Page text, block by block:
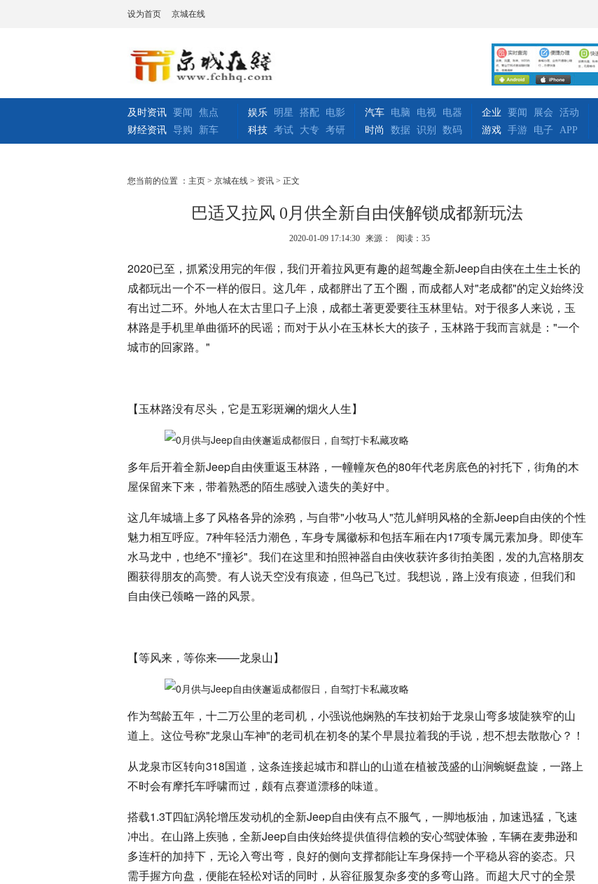
设为首页 京城在线
及时资讯 要闻
焦点
财经资讯 导购 新车
娱乐 明星 搭配
电影
科技 考试 大专 考研
汽车 电脑 电视
电器
时尚
数据 识别 数码
企业 要闻 展会
活动
游戏 手游 电子 APP
您当前的位置 ： 主页 > 京城在线 > 资讯 > 正文
巴适又拉风 0月供全新自由侠解锁成都新玩法
2020-01-09 17:14:30 来源： 阅读：35
2020已至，抓紧没用完的年假，我们开着拉风更有趣的超驾趣全新Jeep自由侠在土生土长的
成都玩出一个不一样的假日。这几年，成都胖出了五个圈，而成都人对"老成都"的定义始终没
有出过二环。外地人在太古里口子上浪，成都土著更爱要往玉林里钻。对于很多人来说，玉
林路是手机里单曲循环的民谣；而对于从小在玉林长大的孩子，玉林路于我而言就是："一个
城市的回家路。"
【玉林路没有尽头，它是五彩斑斓的烟火人生】
多年后开着全新Jeep自由侠重返玉林路，一幢幢灰色的80年代老房底色的衬托下，街角的木
屋保留来下来，带着熟悉的陌生感驶入遗失的美好中。
这几年城墙上多了风格各异的涂鸦，与自带"小牧马人"范儿鲜明风格的全新Jeep自由侠的个性
魅力相互呼应。7种年轻活力潮色，车身专属徽标和包括车厢在内17项专属元素加身。即使车
水马龙中，也绝不"撞衫"。我们在这里和拍照神器自由侠收获许多街拍美图，发的九宫格朋友
圈获得朋友的高赞。有人说天空没有痕迹，但鸟已飞过。我想说，路上没有痕迹，但我们和
自由侠已领略一路的风景。
【等风来，等你来——龙泉山】
作为驾龄五年，十二万公里的老司机，小强说他娴熟的车技初始于龙泉山弯多坡陡狭窄的山
道上。这位号称"龙泉山车神"的老司机在初冬的某个早晨拉着我的手说，想不想去散散心？！
从龙泉市区转向318国道，这条连接起城市和群山的山道在植被茂盛的山涧蜿蜒盘旋，一路上
不时会有摩托车呼啸而过，颇有点赛道漂移的味道。
搭载1.3T四缸涡轮增压发动机的全新Jeep自由侠有点不服气，一脚地板油，加速迅猛，飞速
冲出。在山路上疾驰，全新Jeep自由侠始终提供值得信赖的安心驾驶体验，车辆在麦弗逊和
多连杆的加持下，无论入弯出弯，良好的侧向支撑都能让车身保持一个平稳从容的姿态。只
需手握方向盘，便能在轻松对话的同时，从容征服复杂多变的多弯山路。而超大尺寸的全景